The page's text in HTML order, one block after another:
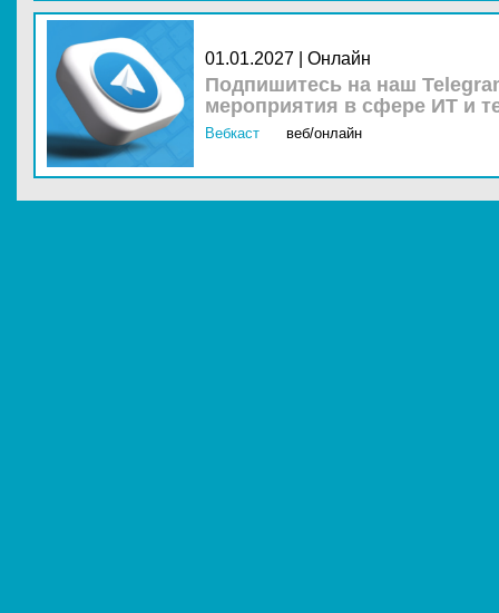
01.01.2027 | Онлайн
Подпишитесь на наш
мероприятия в сфере ИТ и
Вебкаст веб/онлайн